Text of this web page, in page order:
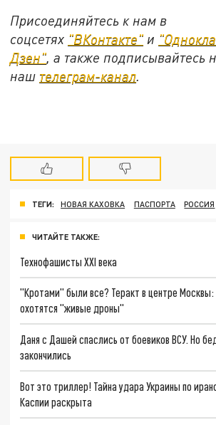
Присоединяйтесь к нам в
соцсетях "ВКонтакте" и
Дзен", а также подписывайтесь
наш телеграм-канал.
ТЕГИ: НОВАЯ КАХОВКА ПАСПОРТА РОССИЯ
ЧИТАЙТЕ ТАКЖЕ:
Технофашисты XXI века
"Кротами" были все? Теракт в центре Москвы:
охотятся "живые дроны"
Даня с Дашей спаслись от боевиков ВСУ. Но
закончились
Вот это триллер! Тайна удара Украины по
Каспии раскрыта